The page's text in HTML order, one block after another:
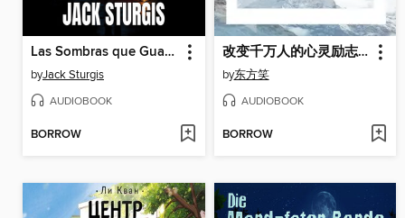
Las Sombras que Guardamos
byJack Sturgis
AUDIOBOOK
BORROW
改变千万人的心灵励志故事
by东方笑
AUDIOBOOK
BORROW